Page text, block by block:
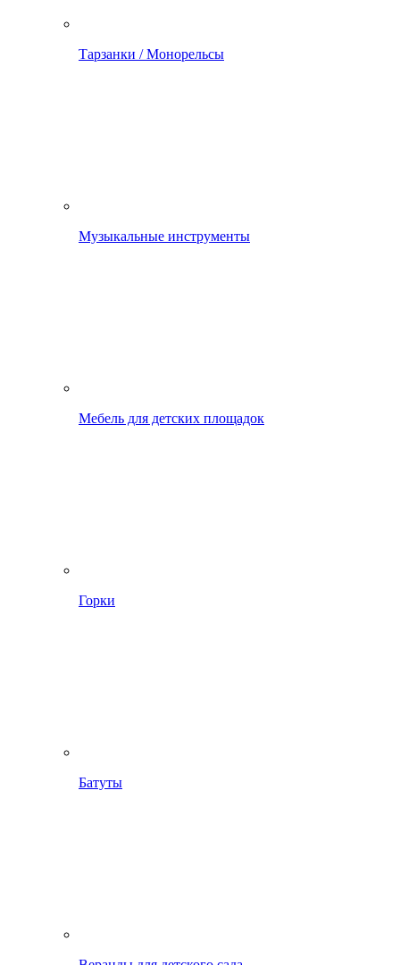
Тарзанки / Монорельсы
Музыкальные инструменты
Мебель для детских площадок
Горки
Батуты